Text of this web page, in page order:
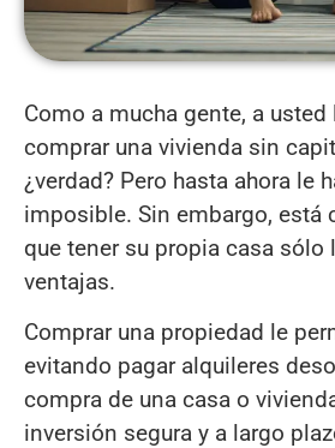
Como a mucha gente, a usted
comprar una vivienda sin
¿verdad? Pero hasta ahora le
imposible. Sin embargo, está
que tener su propia casa sólo
ventajas.
Comprar una propiedad le
evitando pagar alquileres
compra de una casa o
inversión segura y a largo